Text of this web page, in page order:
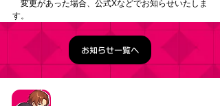
変更があった場合、公式Xなどでお知らせいたしま
す。
お知らせ一覧へ